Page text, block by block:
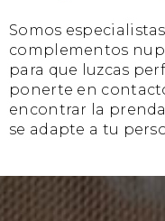
Somos
complementos
para que luzcas
ponerte en
encontrar la
se adapte a tu